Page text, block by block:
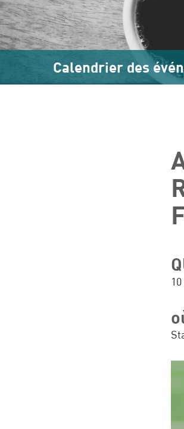
Calendrier des